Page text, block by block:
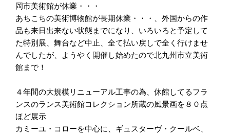
岡市美術館が休業・・・
あちこちの美術博物館が長期休業・・・、外国からの作
品も来日出来ない状態までになり、いろいろと予定して
た特別展、舞台など中止、全て払い戻しで全く行けませ
んでしたが、ようやく開催し始めたので北九州市立美術
館まで！
４年間の大規模リニューアル工事の為、休館してるフラ
ンスのランス美術館コレクション所蔵の風景画を８０点
ほど展示
カミーユ・コローを中心に、ギュスターヴ・クールベ、